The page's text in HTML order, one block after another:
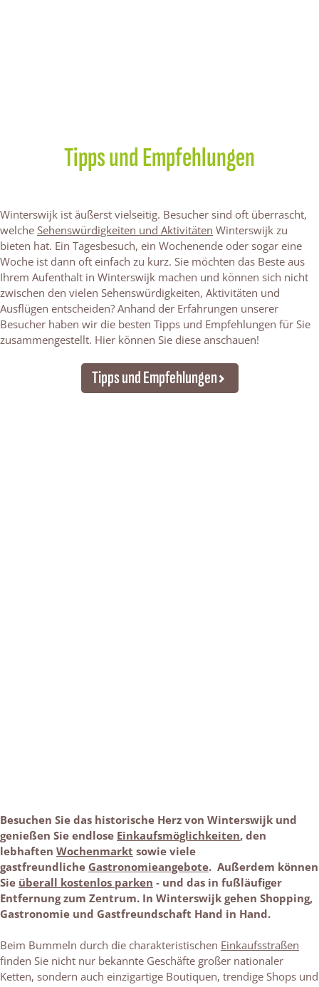
Tipps und Empfehlungen
Winterswijk ist äußerst vielseitig. Besucher sind oft überrascht,
welche Sehenswürdigkeiten und Aktivitäten Winterswijk zu
bieten hat. Ein Tagesbesuch, ein Wochenende oder sogar eine
Woche ist dann oft einfach zu kurz. Sie möchten das Beste aus
Ihrem Aufenthalt in Winterswijk machen und können sich nicht
zwischen den vielen Sehenswürdigkeiten, Aktivitäten und
Ausflügen entscheiden? Anhand der Erfahrungen unserer
Besucher haben wir die besten Tipps und Empfehlungen für Sie
zusammengestellt. Hier können Sie diese anschauen!
Tipps und Empfehlungen
Besuchen Sie das historische Herz von Winterswijk und
genießen Sie endlose Einkaufsmöglichkeiten, den
lebhaften Wochenmarkt sowie viele
gastfreundliche Gastronomieangebote. Außerdem können
Sie überall kostenlos parken - und das in fußläufiger
Entfernung zum Zentrum.​ In Winterswijk gehen Shopping,
Gastronomie und Gastfreundschaft Hand in Hand.
Beim Bummeln durch die charakteristischen Einkaufsstraßen
finden Sie nicht nur bekannte Geschäfte großer nationaler
Ketten, sondern auch einzigartige Boutiquen, trendige Shops und